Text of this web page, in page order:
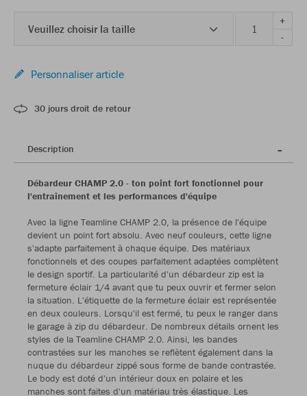
Veuillez choisir la taille
+
-
Personnaliser article
30 jours droit de retour
Description
Débardeur CHAMP 2.0 - ton point fort fonctionnel pour
l'entraînement et les performances d'équipe
Avec la ligne Teamline CHAMP 2.0, la présence de l'équipe
devient un point fort absolu. Avec neuf couleurs, cette ligne
s'adapte parfaitement à chaque équipe. Des matériaux
fonctionnels et des coupes parfaitement adaptées complètent
le design sportif. La particularité d'un débardeur zip est la
fermeture éclair 1/4 avant que tu peux ouvrir et fermer selon
la situation. L'étiquette de la fermeture éclair est représentée
en deux couleurs. Lorsqu'il est fermé, tu peux le ranger dans
le garage à zip du débardeur. De nombreux détails ornent les
styles de la Teamline CHAMP 2.0. Ainsi, les bandes
contrastées sur les manches se reflètent également dans la
nuque du débardeur zippé sous forme de bande contrastée.
Le body est doté d'un intérieur doux en polaire et les
manches sont faites d'un matériau très élastique. Les